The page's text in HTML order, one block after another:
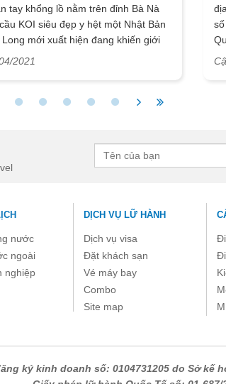
tay khổng lồ nằm trên đỉnh Bà Nà
KOI siêu đẹp y hệt một Nhật Bản
mới xuất hiện đang khiến giới
đuối đây này bạn ơi.
2021
nước
ngoài
nghiệp
DỊCH VỤ LỮ HÀNH
Dịch vụ visa
Đặt khách sạn
Vé máy bay
Combo
Site map
ký kinh doanh số: 0104731205 do Sở kế